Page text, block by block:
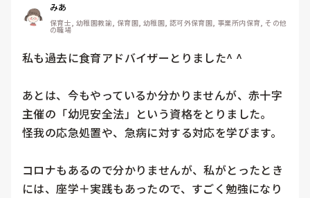
みあ
保育士, 幼稚園教諭, 保育園, 幼稚園, 認可外保育園, 事業所内保育, その他
の職場
私も過去に食育アドバイザーとりました^ ^
あとは、今もやっているか分かりませんが、赤十字
主催の「幼児安全法」という資格をとりました。
怪我の応急処置や、急病に対する対応を学びます。
コロナもあるので分かりませんが、私がとったとき
には、座学＋実践もあったので、すごく勉強になり